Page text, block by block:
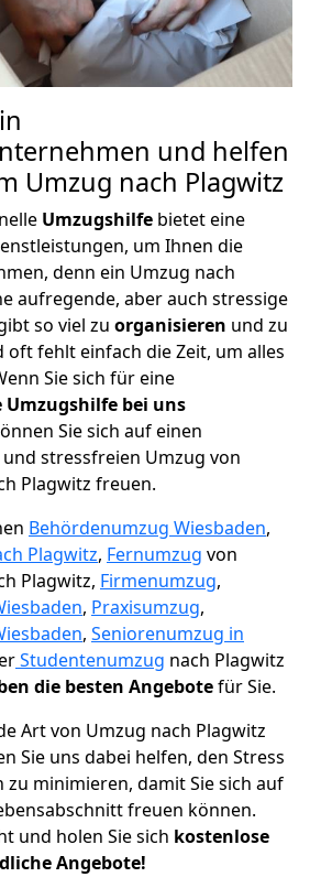
und helfen
Umzug nach Plagwitz
Umzugshilfe bietet eine
um Ihnen die
denn ein Umzug nach
aufregende, aber auch stressige
so viel zu organisieren und zu
oft fehlt einfach die Zeit, um alles
Sie sich für eine
Umzugshilfe bei uns
Sie sich auf einen
stressfreien Umzug von
Plagwitz freuen.
Behördenumzug Wiesbaden,
Plagwitz, Fernumzug von
Plagwitz, Firmenumzug,
, Praxisumzug,
, Seniorenumzug in
Studentenumzug nach Plagwitz
die besten Angebotefür Sie.
Art von Umzug nach Plagwitz
Sie uns dabei helfen, den Stress
zu minimieren, damit Sie sich auf
freuen können.
und holen Sie sich kostenlose
Angebote!